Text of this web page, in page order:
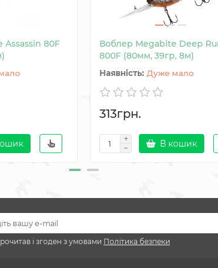
80F
Воблер Megabite Deep
800F (80мм, 39гр, 8м)
Дуже мало
313грн.
В кошик
і згоден з умовами Політика безпеки